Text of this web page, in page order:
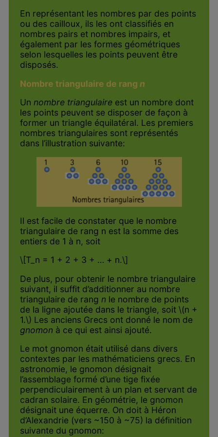
En représentant les nombres par des points
ou des cailloux, ils les ont classifiés en
nombres pairs et nombres impairs, et
également par les formes géométriques
selon lesquelles les points peuvent être
disposés.
Nombre triangulaire de rang n
Un nombre triangulaireest un nombre dont
les points peuvent se disposer de façon à
former un triangle équilatéral. Les premiers
nombres triangulaires sont représentés
dans l’illustration suivante:
Il est facile de constater que le nombre
triangulaire de rang n est la somme des
entiers de 1 à n, soit
\[T_n = 1 + 2 + 3 + … + n.\]
De plus, pour obtenir le nombre triangulaire
suivant, il suffit d’additionner au nombre
triangulaire de rang n le nombre de points
de la ligne ajoutée dans le triangle, soit \(n +
1.\) Les anciens Grecs ont donné le nom de
gnomon à ce qui est ainsi ajouté.
Le mot gnomon était utilisé dans divers
contextes par les mathématiciens grecs. En
astronomie, le gnomon désignait
l’assemblage formé d’une tige fixée
perpendiculairement à un plan et servant de
cadran solaire. En géométrie, le gnomon
désignait une équerre. On doit à Héron
d’Alexandrie (vers ~150 à ~75) la définition
suivante du gnomon: